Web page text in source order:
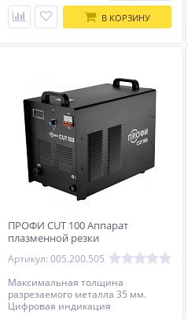
В КОРЗИНУ
ПРОФИ CUT 100 Аппарат
плазменной резки
Артикул: 005.200.505
Максимальная толщина
разрезаемого металла 35 мм.
Цифровая индикация